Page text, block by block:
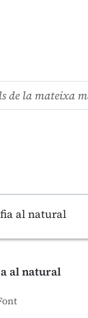
de la mateixa
al natural